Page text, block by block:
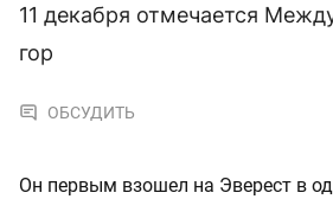
11 декабря отмечается
гор
ОБСУДИТЬ
Он первым взошел на Эверест в